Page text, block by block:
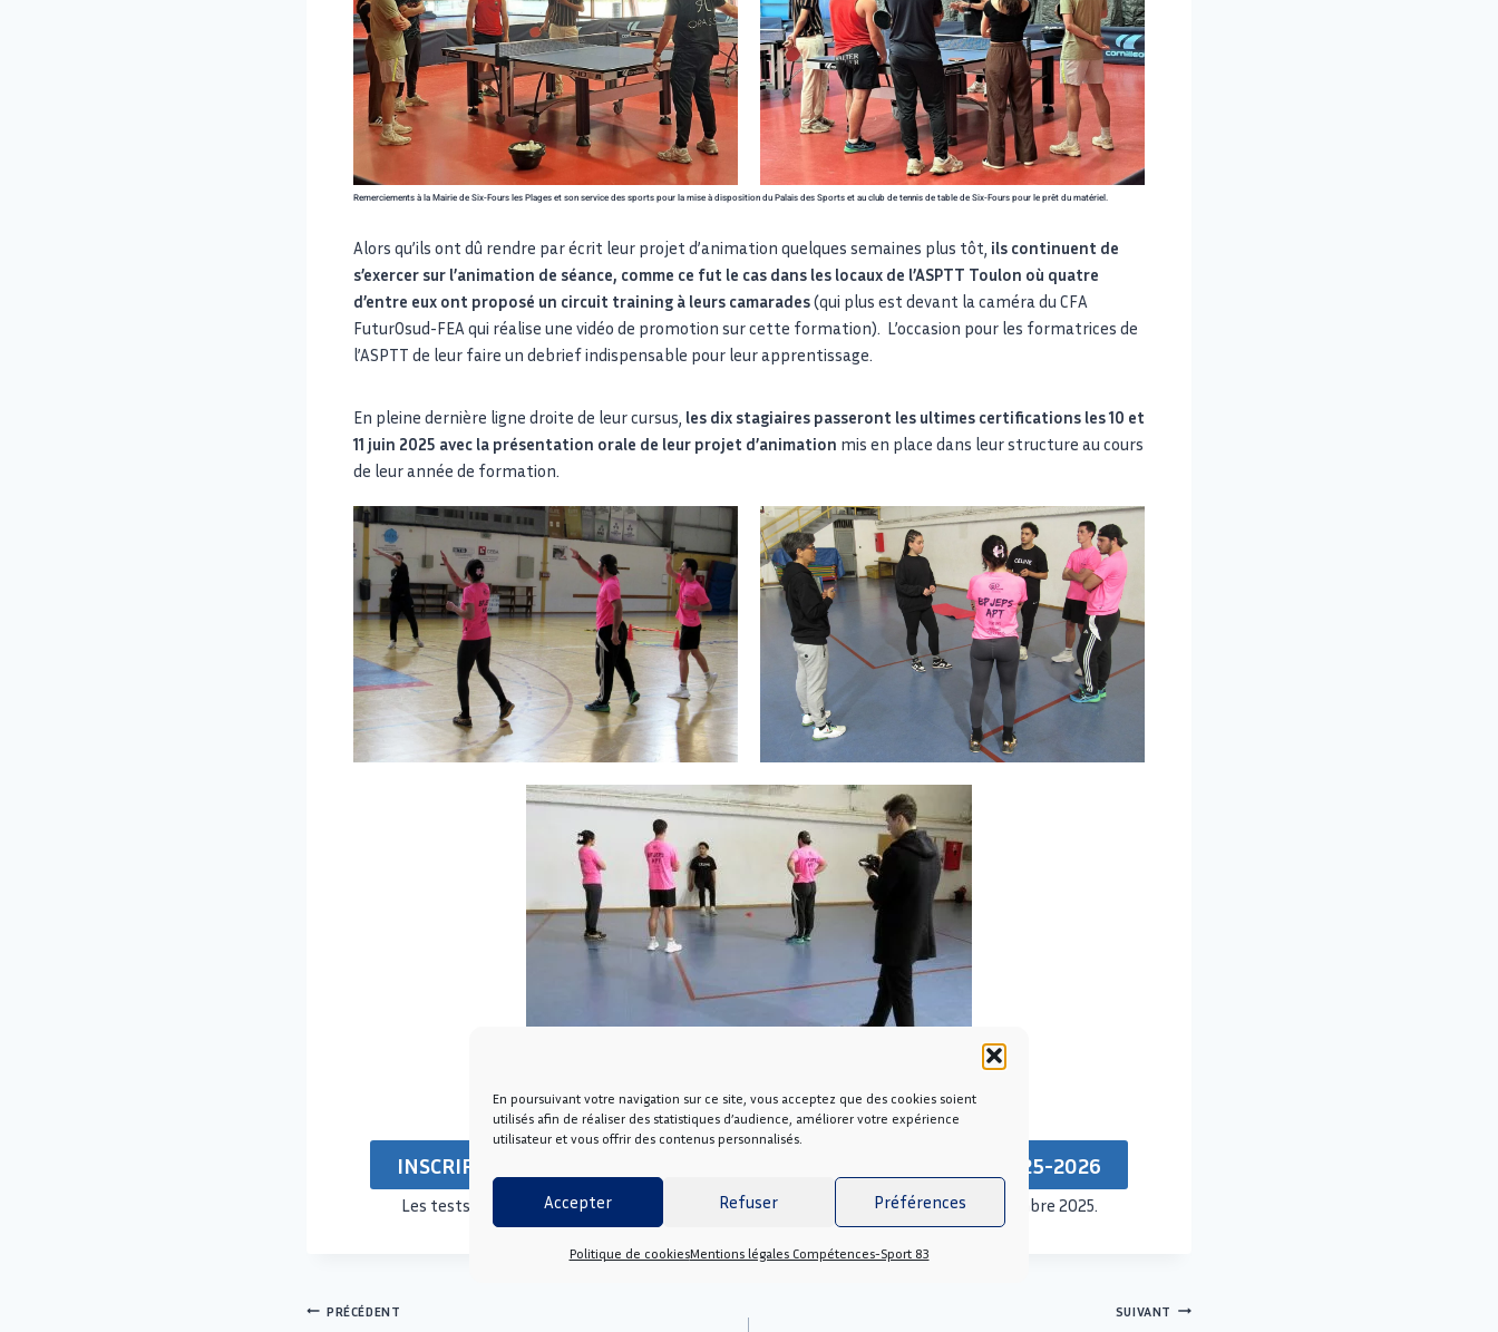
En poursuivant votre navigation sur ce site, vous acceptez que des cookies soient
utilisés afin de réaliser des statistiques d’audience, améliorer votre expérience
utilisateur et vous offrir des contenus personnalisés.
Accepter Refuser Préférences
Politique de cookiesMentions légales Compétences-Sport 83
Remerciements à la Mairie de Six-Fours les Plages et son service des sports pour la mise à disposition du Palais des Sports et au club de tennis de table de Six-Fours pour le prêt du matériel.
Alors qu’ils ont dû rendre par écrit leur projet d’animation quelques semaines plus tôt, ils continuent de
s’exercer sur l’animation de séance, comme ce fut le cas dans les locaux de l’ASPTT Toulon où quatre
d’entre eux ont proposé un circuit training à leurs camarades(qui plus est devant la caméra du CFA
FuturOsud-FEA qui réalise une vidéo de promotion sur cette formation). L’occasion pour les formatrices de
l’ASPTT de leur faire un debrief indispensable pour leur apprentissage.
En pleine dernière ligne droite de leur cursus, les dix stagiaires passeront les ultimes certifications les 10 et
11 juin 2025 avec la présentation orale de leur projet d’animation mis en place dans leur structure au cours
de leur année de formation.
INSCRIPTION OUVERTE POUR LE BPJEPS APT "SPORT-SANTÉ" 2025-2026
Les tests d’exigence préalables (TEP) sont prévus le lundi 30 juin ou le lundi 8 septembre 2025.
PRÉCÉDENT SUIVANT